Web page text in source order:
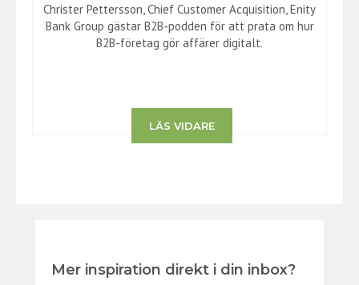
Christer Pettersson, Chief Customer Acquisition, Enity
Bank Group gästar B2B-podden för att prata om hur
B2B-företag gör affärer digitalt.
LÄS VIDARE
Mer inspiration direkt i din inbox?